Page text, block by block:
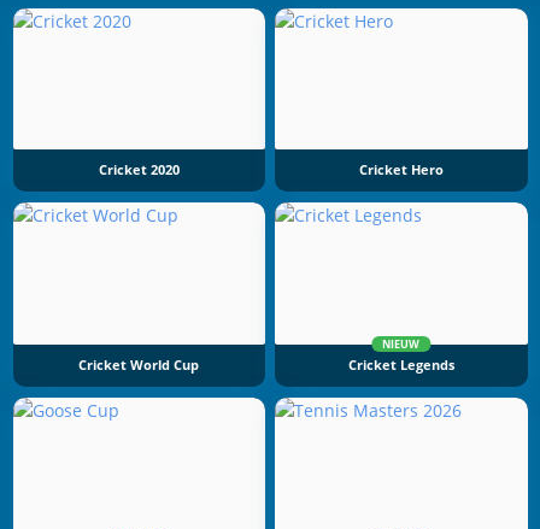
Cricket 2020 Cricket Hero
Cricket World Cup
NIEUW
Cricket Legends